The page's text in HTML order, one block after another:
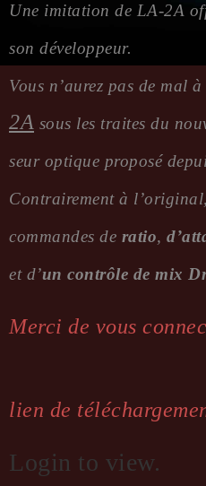
Une imitation de LA-2A
son développeur.
Vous n’au­rez pas de mal
2A sous les traites du
seur optique proposé
Contrai­re­ment à
commandes de ratio,
et d’un contrôle de mix
Merci de vous
lien de
Login to view.